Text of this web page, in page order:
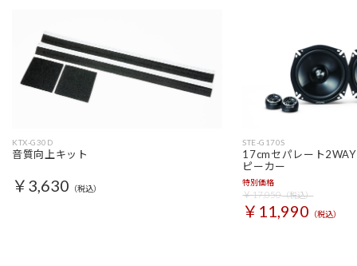
KTX-G30D
音質向上キット
￥3,630 （税込）
STE-G170S
17cmセパレート
ピーカー
特別価格
￥17,050（税込）
￥11,990 （税込）